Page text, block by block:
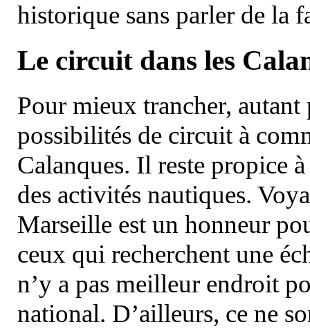
historique sans parler de la
Le circuit dans les
Pour mieux trancher, autant
possibilités de circuit à
Calanques. Il reste propice
des activités nautiques.
Marseille est un honneur
ceux qui recherchent une
n’y a pas meilleur endroit
national. D’ailleurs, ce ne